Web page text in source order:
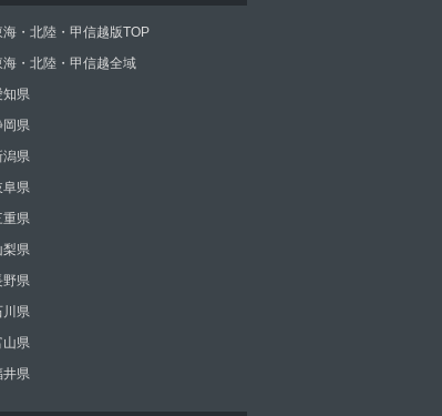
海・北陸・甲信越版TOP
海・北陸・甲信越全域
知県
岡県
潟県
阜県
重県
梨県
野県
川県
山県
井県